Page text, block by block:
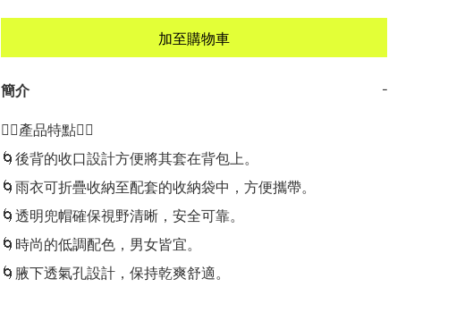
加至購物車
簡介
−
👍🏻產品特點👍🏻
🌀後背的收口設計方便將其套在背包上。
🌀雨衣可折疊收納至配套的收納袋中，方便攜帶。
🌀透明兜帽確保視野清晰，安全可靠。
🌀時尚的低調配色，男女皆宜。
🌀腋下透氣孔設計，保持乾爽舒適。